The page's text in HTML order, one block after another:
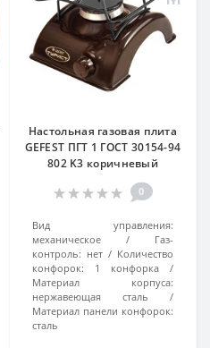
Настольная газовая плита
GEFEST ПГТ 1 ГОСТ 30154-94
802 K3 коричневый
0
Вид управления:
механическое
Газ-
контроль: нет
Количество
конфорок:
1 конфорка
Материал корпуса:
нержавеющая сталь
Материал панели конфорок:
сталь